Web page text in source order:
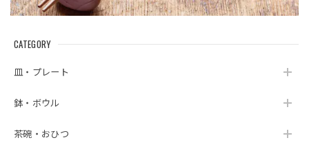
CATEGORY
皿・プレート
鉢・ボウル
茶碗・おひつ